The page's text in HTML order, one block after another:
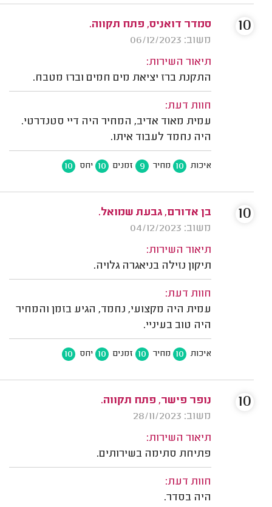
סמדר דואניס, פתח תקווה.
משוב: 06/12/2023
תיאור השירות:
התקנת ברז יציאת מים חמים וברז מטבח.
חוות דעת:
עמית מאוד אדיב, המחיר היה דיי סטנדרטי.
היה נחמד לעבוד איתו.
איכות 10 מחיר 9 זמנים 10 יחס 10
10
בן אדורם, גבעת שמואל.
משוב: 04/12/2023
תיאור השירות:
תיקון נזילה בניאגרה גלויה.
חוות דעת:
עמית היה מקצועי, נחמד, הגיע בזמן והמחיר
היה טוב בעיניי.
איכות 10 מחיר 10 זמנים 10 יחס 10
10
נופר פישר, פתח תקווה.
משוב: 28/11/2023
תיאור השירות:
פתיחת סתימה בשירותים.
חוות דעת:
היה בסדר.
10